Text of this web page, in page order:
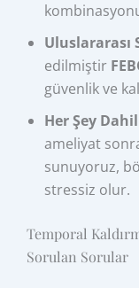
edilmiştir
güvenlik ve
Her Şey
ameliyat
sunuyoruz,
stressiz olur.
Temporal
Sorulan Sorular